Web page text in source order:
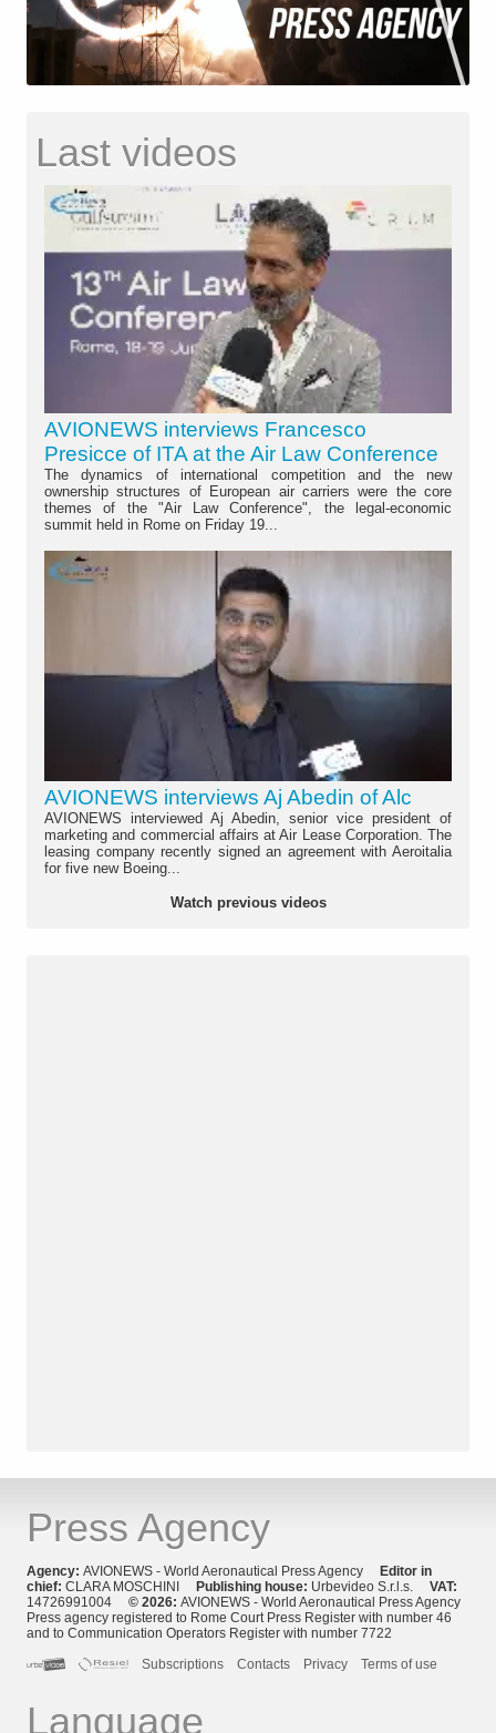
Last videos
AVIONEWS interviews Francesco
Presicce of ITA at the Air Law Conference
The dynamics of international competition and the new
ownership structures of European air carriers were the core
themes of the "Air Law Conference", the legal-economic
summit held in Rome on Friday 19...
AVIONEWS interviews Aj Abedin of Alc
AVIONEWS interviewed Aj Abedin, senior vice president of
marketing and commercial affairs at Air Lease Corporation. The
leasing company recently signed an agreement with Aeroitalia
for five new Boeing...
Watch previous videos
Press Agency
Agency: AVIONEWS - World Aeronautical Press Agency Editor in
chief: CLARA MOSCHINI Publishing house: Urbevideo S.r.l.s. VAT:
14726991004 © 2026: AVIONEWS - World Aeronautical Press Agency
Press agency registered to Rome Court Press Register with number 46
and to Communication Operators Register with number 7722
Subscriptions
Contacts Privacy Terms of use
Language